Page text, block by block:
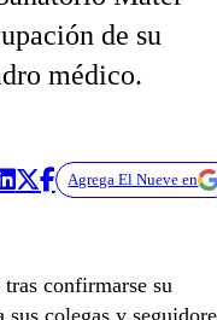
de su
médico.
Agrega El Nueve en
confirmarse su